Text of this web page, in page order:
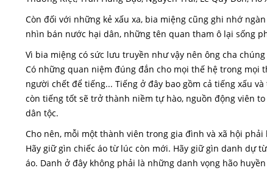
Còn đối với những kẻ xấu xa, bia miệng cũng ghi nhớ
nhìn bán nước hại dân, những tên quan tham ô lại sống
Vì bia miệng có sức lưu truyền như vậy nên ông cha
Có những quan niệm đúng đắn cho mọi thế hệ trong mọi
người chết để tiếng... Tiếng ở đây bao gồm cả tiếng xấu
còn tiếng tốt sẽ trở thành niềm tự hào, nguồn động viên
dân tộc.
Cho nên, mỗi một thành viên trong gia đình và xã hội
Hãy giữ gìn chiếc áo từ lúc còn mới. Hãy giữ gìn danh dự
áo. Danh ở đây không phải là những danh vọng hão